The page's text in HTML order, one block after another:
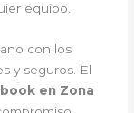
equipo.
con los
y seguros. El
en Zona